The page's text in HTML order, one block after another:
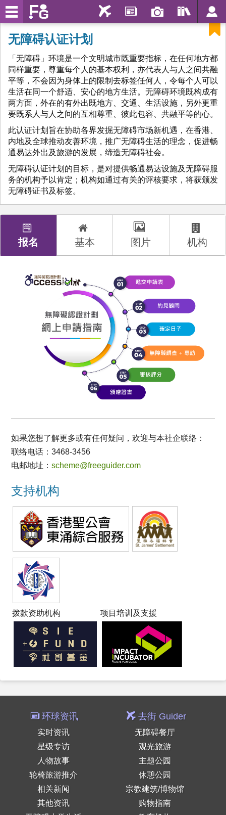
无障碍认证计划
「无障碍」环境是一个文明城市既重要指标，在任何地方都
同样重要，尊重每个人的基本权利，亦代表人与人之间共融
平等，不会因为身体上的限制去标签任何人，令每个人可以
生活在同一个舒适、安心的地方生活。无障碍环境既构成有
两方面，外在的有外出既地方、交通、生活设施，另外更重
要既系人与人之间的互相尊重、彼此包容、共融平等的心。
此认证计划旨在协助各界发掘无障碍市场新机遇，在香港、
内地及全球推动友善环境，推广无障碍生活的理念，促进畅
通易达外出及旅游的发展，缔造无障碍社会。
无障碍认证计划的目标，是对提供畅通易达设施及无障碍服
务的机构予以肯定；机构如通过有关的评核要求，将获颁发
无障碍证书及标签。
报名 基本 图片 机构
如果您想了解更多或有任何疑问，欢迎与本社企联络：
联络电话：3468-3456
电邮地址：scheme@freeguider.com
支持机构
拨款资助机构 项目培训及支援
环球资讯
实时资讯
星级专访
人物故事
轮椅旅游推介
相关新闻
其他资讯
去街 Guider
无障碍餐厅
观光旅游
主题公园
休憩公园
宗教建筑/博物馆
购物指南